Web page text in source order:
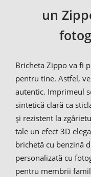
un
Bricheta Zippo va fi
pentru tine. Astfel,
autentic. Imprimeul
sintetică clară ca
și rezistent la
tale un efect 3D
brichetă cu benzină
personalizată cu
pentru membrii